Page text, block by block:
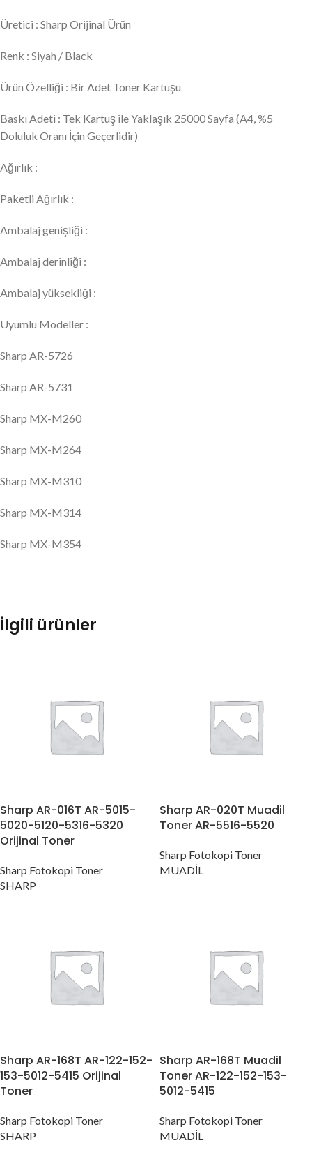
Üretici : Sharp Orijinal Ürün
Renk : Siyah / Black
Ürün Özelliği : Bir Adet Toner Kartuşu
Baskı Adeti : Tek Kartuş ile Yaklaşık 25000 Sayfa (A4, %5
Doluluk Oranı İçin Geçerlidir)
Ağırlık :
Paketli Ağırlık :
Ambalaj genişliği :
Ambalaj derinliği :
Ambalaj yüksekliği :
Uyumlu Modeller :
Sharp AR-5726
Sharp AR-5731
Sharp MX-M260
Sharp MX-M264
Sharp MX-M310
Sharp MX-M314
Sharp MX-M354
İlgili ürünler
Sharp AR-016T AR-5015-
5020-5120-5316-5320
Orijinal Toner
Sharp Fotokopi Toner
SHARP
Sharp AR-020T Muadil
Toner AR-5516-5520
Sharp Fotokopi Toner
MUADİL
Sharp AR-168T AR-122-152-
153-5012-5415 Orijinal
Toner
Sharp Fotokopi Toner
SHARP
Sharp AR-168T Muadil
Toner AR-122-152-153-
5012-5415
Sharp Fotokopi Toner
MUADİL